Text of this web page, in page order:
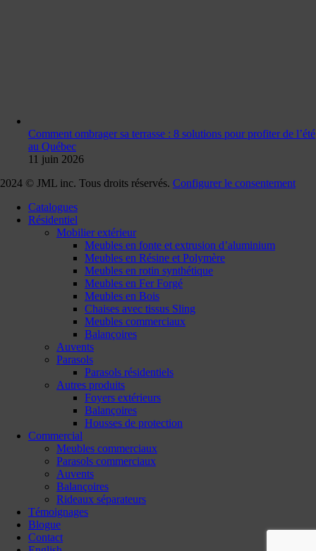
Comment ombrager sa terrasse : 8 solutions pour profiter de l’été
au Québec
11 juin 2026
2024 © JML inc. Tous droits réservés. Configurer le consentement
Catalogues
Résidentiel
Mobilier extérieur
Meubles en fonte et extrusion d’aluminium
Meubles en Résine et Polymère
Meubles en rotin synthétique
Meubles en Fer Forgé
Meubles en Bois
Chaises avec tissus Sling
Meubles commerciaux
Balançoires
Auvents
Parasols
Parasols résidentiels
Autres produits
Foyers extérieurs
Balançoires
Housses de protection
Commercial
Meubles commerciaux
Parasols commerciaux
Auvents
Balançoires
Rideaux séparateurs
Témoignages
Blogue
Contact